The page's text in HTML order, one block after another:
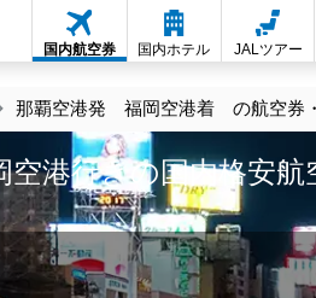
国内航空券 国内ホテル JALツアー
那覇空港発 福岡空港着 の航空券
空港行きの国内格安